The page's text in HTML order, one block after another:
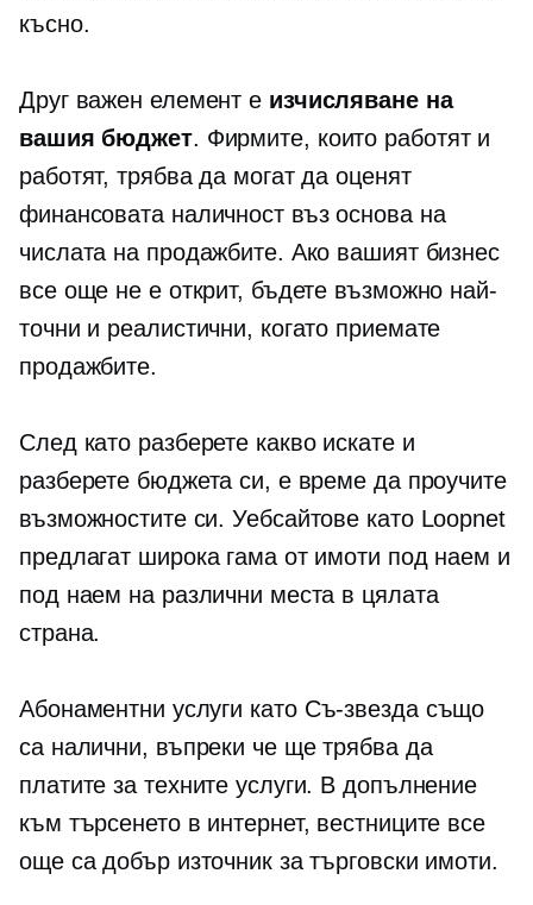
късно.
Друг важен елемент е изчисляване на
вашия бюджет. Фирмите, които работят и
работят, трябва да могат да оценят
финансовата наличност въз основа на
числата на продажбите. Ако вашият бизнес
все още не е открит, бъдете възможно най-
точни и реалистични, когато приемате
продажбите.
След като разберете какво искате и
разберете бюджета си, е време да проучите
възможностите си. Уебсайтове като Loopnet
предлагат широка гама от имоти под наем и
под наем на различни места в цялата
страна.
Абонаментни услуги като Съ-звездасъщо
са налични, въпреки че ще трябва да
платите за техните услуги. В допълнение
към търсенето в интернет, вестниците все
още са добър източник за търговски имоти.